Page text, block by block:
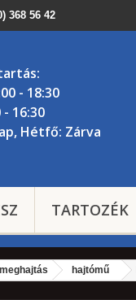
368 56 42
- 18:30
- 16:30
Hétfő: Zárva
TARTOZÉK
meghajtás hajtómű